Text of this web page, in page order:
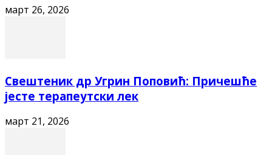
март 26, 2026
Свештеник др Угрин Поповић: Причешће
јесте терапеутски лек
март 21, 2026